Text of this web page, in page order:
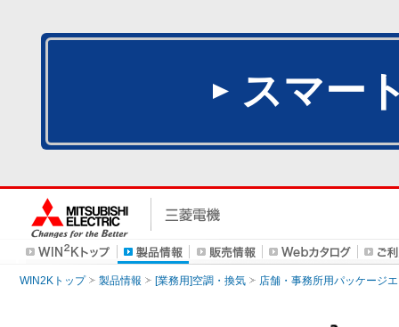
スマー
WIN2Kトップ 製品情報 [業務用]空調・換気 店舗・事務所用パッケージ